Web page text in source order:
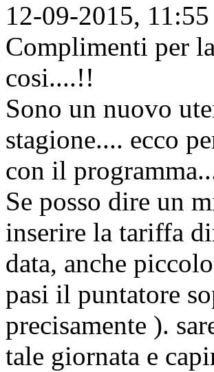
12-09-2015,
Complimenti per
cosi....!!
Sono un nuovo
stagione.... ecco
con il
Se posso dire un
inserire la tariffa
data, anche
pasi il puntatore
precisamente ).
tale giornata e